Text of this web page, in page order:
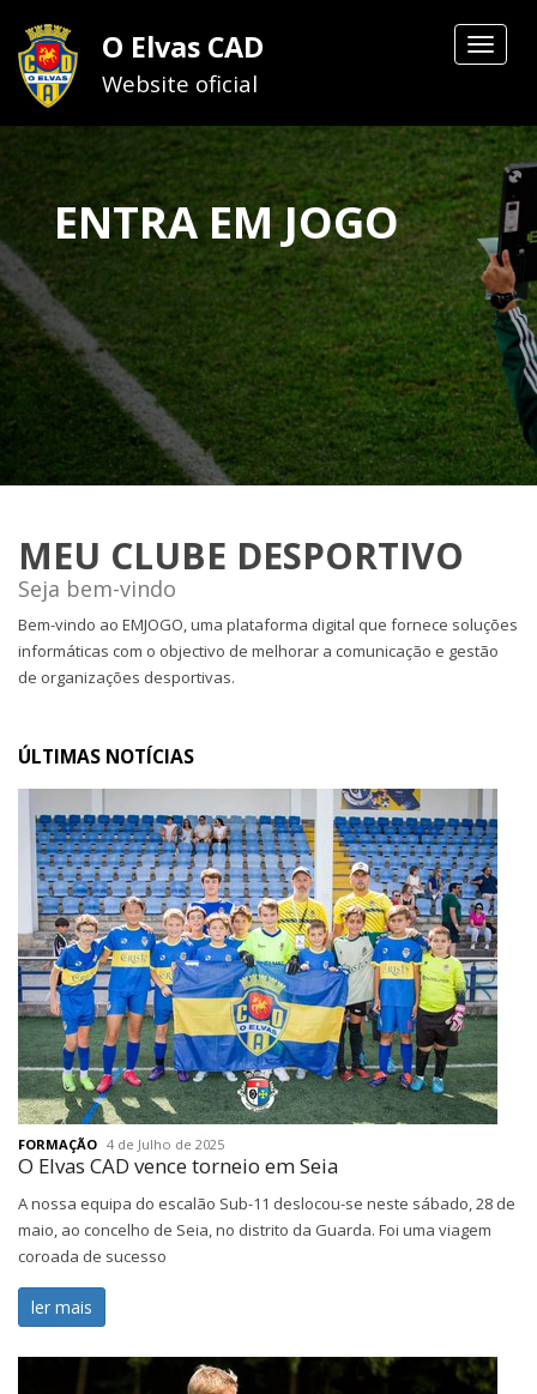
Toggle
O Elvas CAD
Website oficial
ENTRA EM JOGO
MEU CLUBE DESPORTIVO
Seja bem-vindo
Bem-vindo ao EMJOGO, uma plataforma digital que fornece soluções
informáticas com o objectivo de melhorar a comunicação e gestão
de organizações desportivas.
ÚLTIMAS NOTÍCIAS
FORMAÇÃO 4 de Julho de 2025
O Elvas CAD vence torneio em Seia
A nossa equipa do escalão Sub-11 deslocou-se neste sábado, 28 de
maio, ao concelho de Seia, no distrito da Guarda. Foi uma viagem
coroada de sucesso
ler mais